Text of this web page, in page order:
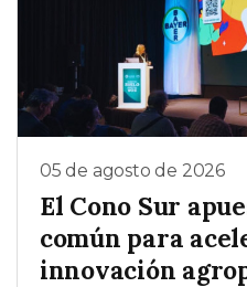
05 de agosto de 2026
El Cono Sur
común para
innovación